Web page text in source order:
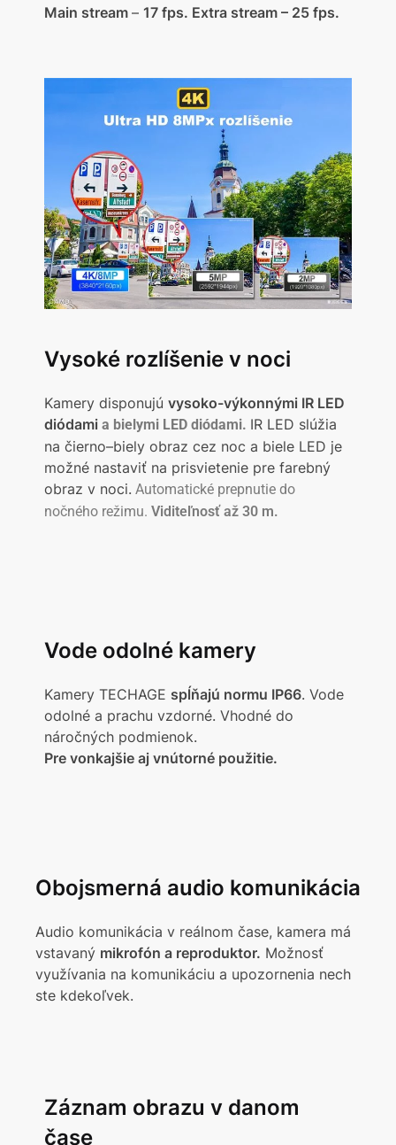
Main stream – 17 fps. Extra stream – 25 fps.
Vysoké rozlíšenie v noci
Kamery disponujú vysoko-výkonnými IR LED
diódami a bielymi LED diódami. IR LED slúžia
na čierno–biely obraz cez noc a biele LED je
možné nastaviť na prisvietenie pre farebný
obraz v noci. Automatické prepnutie do
nočného režimu. Viditeľnosť až 30 m.
Vode odolné kamery
Kamery TECHAGE spĺňajú normu IP66. Vode
odolné a prachu vzdorné. Vhodné do
náročných podmienok.
Pre vonkajšie aj vnútorné použitie.
Obojsmerná audio komunikácia
Audio komunikácia v reálnom čase, kamera má
vstavaný mikrofón a reproduktor. Možnosť
využívania na komunikáciu a upozornenia nech
ste kdekoľvek.
Záznam obrazu v danom
čase